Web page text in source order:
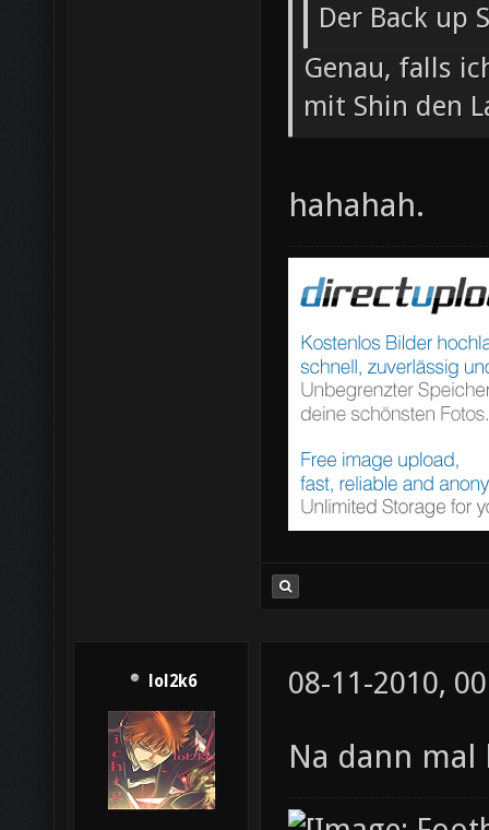
Der Back up
Genau, falls
mit Shin den
hahahah.
lol2k6 08-11-2010,
Na dann